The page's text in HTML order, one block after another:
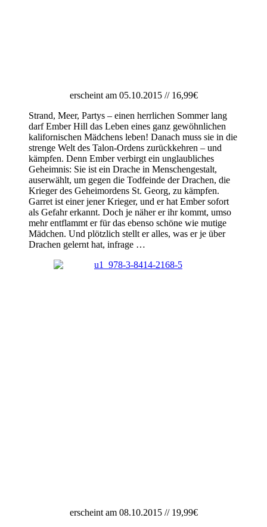
erscheint am 05.10.2015 // 16,99€
Strand, Meer, Partys – einen herrlichen Sommer lang
darf Ember Hill das Leben eines ganz gewöhnlichen
kalifornischen Mädchens leben! Danach muss sie in die
strenge Welt des Talon-Ordens zurückkehren – und
kämpfen. Denn Ember verbirgt ein unglaubliches
Geheimnis: Sie ist ein Drache in Menschengestalt,
auserwählt, um gegen die Todfeinde der Drachen, die
Krieger des Geheimordens St. Georg, zu kämpfen.
Garret ist einer jener Krieger, und er hat Ember sofort
als Gefahr erkannt. Doch je näher er ihr kommt, umso
mehr entflammt er für das ebenso schöne wie mutige
Mädchen. Und plötzlich stellt er alles, was er je über
Drachen gelernt hat, infrage …
erscheint am 08.10.2015 // 19,99€